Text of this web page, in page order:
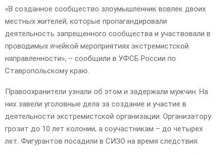
«В созданное сообщество злоумышленник вовлек двоих
местных жителей, которые пропагандировали
деятельность запрещенного сообщества и участвовали в
проводимых ячейкой мероприятиях экстремистской
направленности», – сообщили в УФСБ России по
Ставропольскому краю.
Правоохранители узнали об этом и задержали мужчин. На
них завели уголовные дела за создание и участие в
деятельности экстремистской организации. Организатору
грозит до 10 лет колонии, а соучастникам – до четырех
лет. Фигурантов посадили в СИЗО на время следствия.